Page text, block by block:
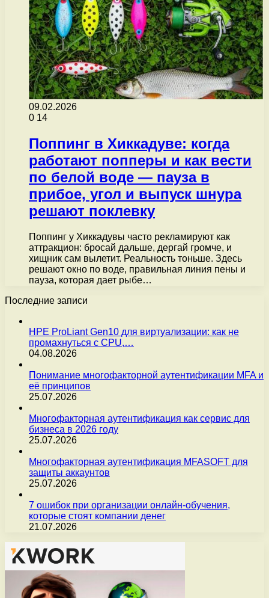
09.02.2026
0 14
Поппинг в Хиккадуве: когда
работают попперы и как вести
по белой воде — пауза в
прибое, угол и выпуск шнура
решают поклевку
Поппинг у Хиккадувы часто рекламируют как
аттракцион: бросай дальше, дергай громче, и
хищник сам вылетит. Реальность тоньше. Здесь
решают окно по воде, правильная линия пены и
пауза, которая дает рыбе…
Последние записи
HPE ProLiant Gen10 для виртуализации: как не
промахнуться с CPU,…
04.08.2026
Понимание многофакторной аутентификации MFA и
её принципов
25.07.2026
Многофакторная аутентификация как сервис для
бизнеса в 2026 году
25.07.2026
Многофакторная аутентификация MFASOFT для
защиты аккаунтов
25.07.2026
7 ошибок при организации онлайн-обучения,
которые стоят компании денег
21.07.2026